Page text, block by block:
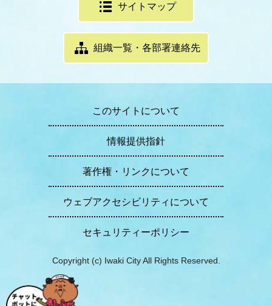
サイトマップ
組織一覧・各部署連絡先
このサイトについて
情報提供指針
著作権・リンクについて
ウェブアクセシビリティについて
セキュリティーポリシー
Copyright (c) Iwaki City All Rights Reserved.